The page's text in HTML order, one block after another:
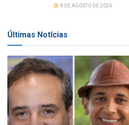
8 DE AGOSTO DE 2026
Últimas Notícias